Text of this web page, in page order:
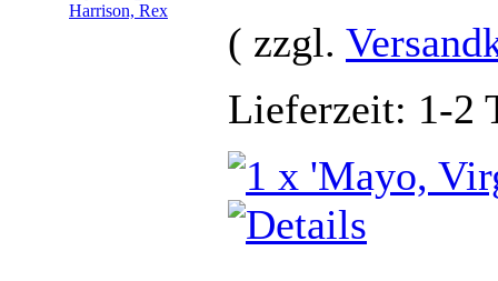
( zzgl.
Lieferzeit: 1-2